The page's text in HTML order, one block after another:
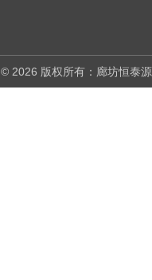
© 2026 版权所有：廊坊恒泰